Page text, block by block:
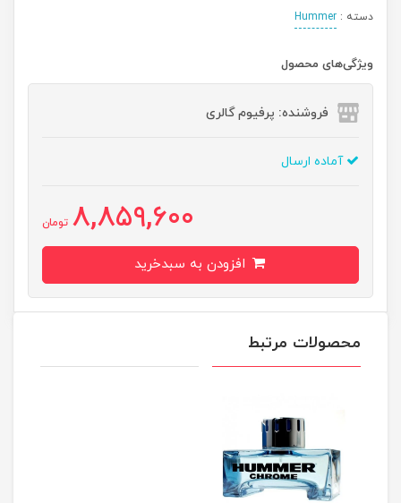
دسته : Hummer
ویژگی‌های محصول
فروشنده: پرفیوم گالری
آماده ارسال
8,859,600 تومان
محصولات مرتبط